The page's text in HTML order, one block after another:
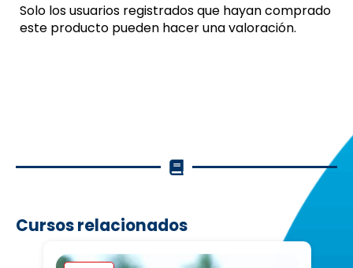
Solo los usuarios registrados que hayan comprado
este producto pueden hacer una valoración.
Cursos relacionados